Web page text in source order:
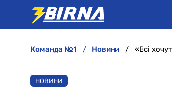
команда №1 новини
НОВИНИ